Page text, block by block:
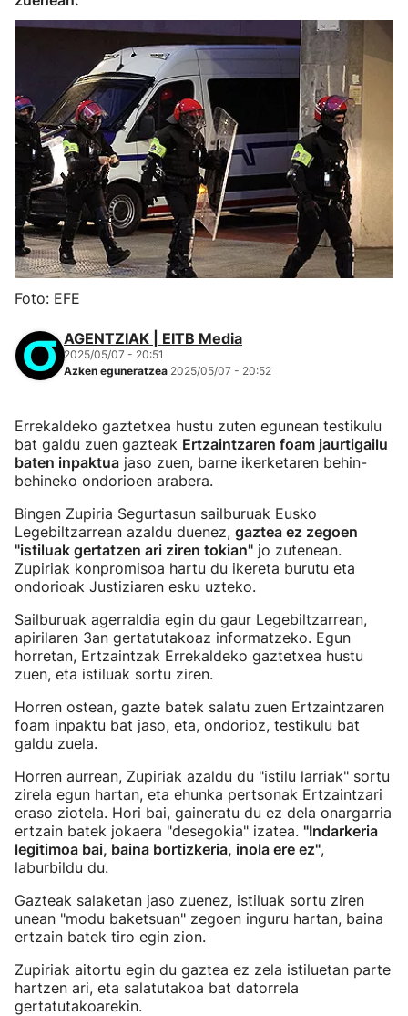
Foto: EFE
AGENTZIAK | EITB Media
2025/05/07 - 20:51
Azken eguneratzea 2025/05/07 - 20:52
Errekaldeko gaztetxea hustu zuten egunean testikulu
bat galdu zuen gazteak Ertzaintzaren foam jaurtigailu
baten inpaktua jaso zuen, barne ikerketaren behin-
behineko ondorioen arabera.
Bingen Zupiria Segurtasun sailburuak Eusko
Legebiltzarrean azaldu duenez, gaztea ez zegoen
"istiluak gertatzen ari ziren tokian" jo zutenean.
Zupiriak konpromisoa hartu du ikereta burutu eta
ondorioak Justiziaren esku uzteko.
Sailburuak agerraldia egin du gaur Legebiltzarrean,
apirilaren 3an gertatutakoaz informatzeko. Egun
horretan, Ertzaintzak Errekaldeko gaztetxea hustu
zuen, eta istiluak sortu ziren.
Horren ostean, gazte batek salatu zuen Ertzaintzaren
foam inpaktu bat jaso, eta, ondorioz, testikulu bat
galdu zuela.
Horren aurrean, Zupiriak azaldu du "istilu larriak" sortu
zirela egun hartan, eta ehunka pertsonak Ertzaintzari
eraso ziotela. Hori bai, gaineratu du ez dela onargarria
ertzain batek jokaera "desegokia" izatea. "Indarkeria
legitimoa bai, baina bortizkeria, inola ere ez",
laburbildu du.
Gazteak salaketan jaso zuenez, istiluak sortu ziren
unean "modu baketsuan" zegoen inguru hartan, baina
ertzain batek tiro egin zion.
Zupiriak aitortu egin du gaztea ez zela istiluetan parte
hartzen ari, eta salatutakoa bat datorrela
gertatutakoarekin.